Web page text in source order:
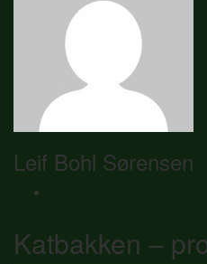
Leif Bohl Sørensen
Katbakken –